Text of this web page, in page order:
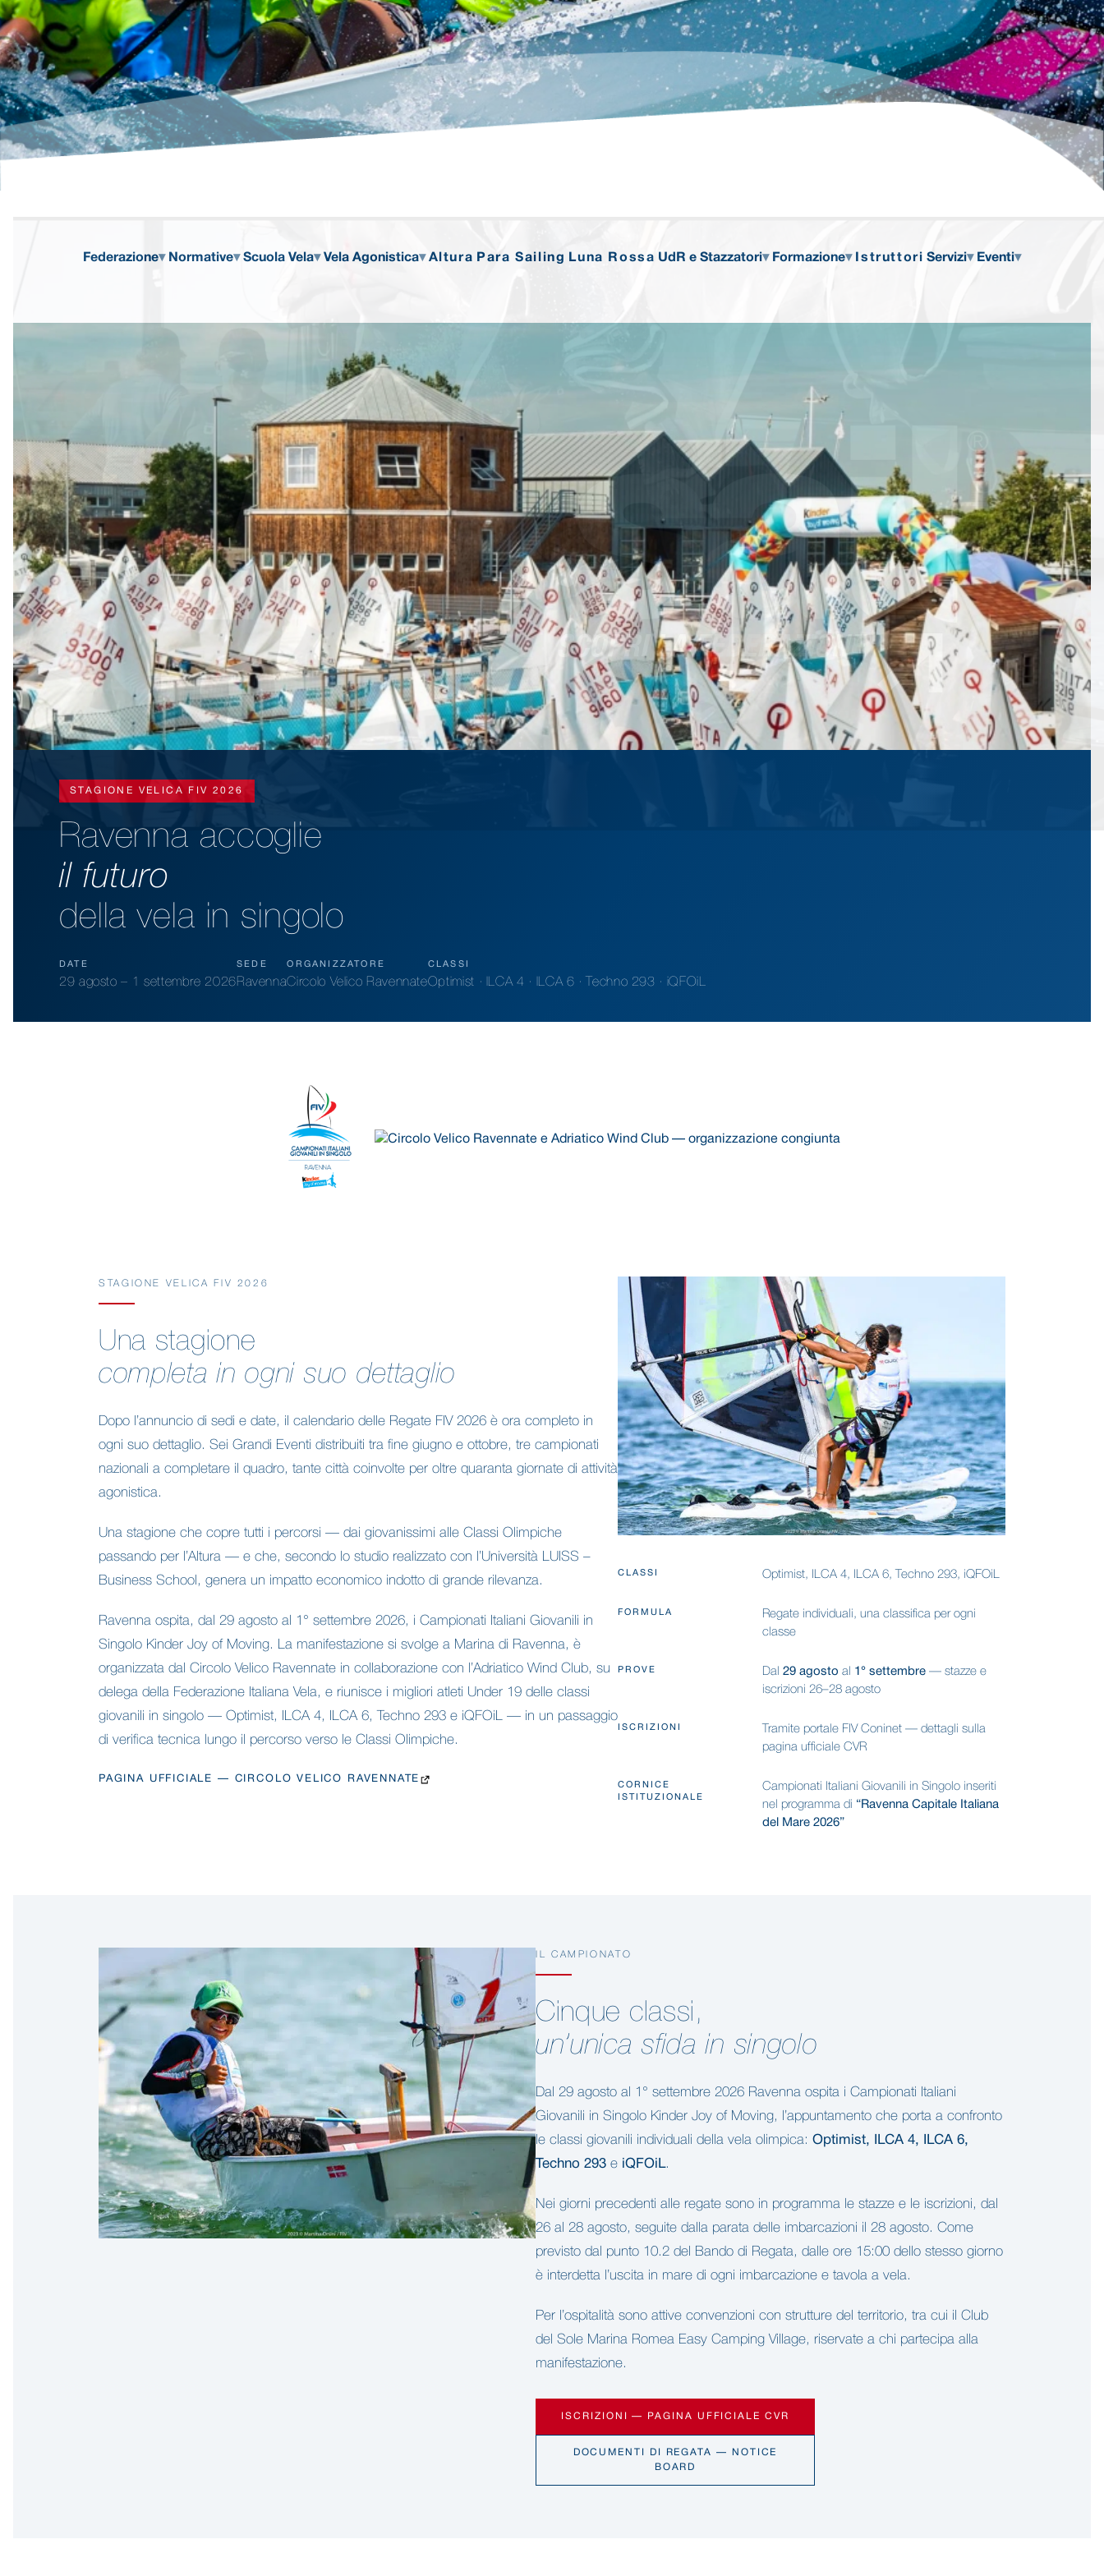
Federazione Normative Scuola Vela Vela Agonistica Altura Para Sailing Luna Rossa UdR e Stazzatori Formazione Istruttori Servizi Eventi
STAGIONE VELICA FIV 2026
Ravenna accoglie
il futuro
della vela in singolo
DATE
29 agosto – 1 settembre 2026
SEDE
Ravenna
ORGANIZZATORE
Circolo Velico Ravennate
CLASSI
Optimist · ILCA 4 · ILCA 6 · Techno 293 · iQFOiL
STAGIONE VELICA FIV 2026
Una stagione
completa in ogni suo dettaglio
Dopo l’annuncio di sedi e date, il calendario delle Regate FIV 2026 è ora completo in
ogni suo dettaglio. Sei Grandi Eventi distribuiti tra fine giugno e ottobre, tre campionati
nazionali a completare il quadro, tante città coinvolte per oltre quaranta giornate di attività
agonistica.
Una stagione che copre tutti i percorsi — dai giovanissimi alle Classi Olimpiche
passando per l’Altura — e che, secondo lo studio realizzato con l’Università LUISS –
Business School, genera un impatto economico indotto di grande rilevanza.
Ravenna ospita, dal 29 agosto al 1° settembre 2026, i Campionati Italiani Giovanili in
Singolo Kinder Joy of Moving. La manifestazione si svolge a Marina di Ravenna, è
organizzata dal Circolo Velico Ravennate in collaborazione con l’Adriatico Wind Club, su
delega della Federazione Italiana Vela, e riunisce i migliori atleti Under 19 delle classi
giovanili in singolo — Optimist, ILCA 4, ILCA 6, Techno 293 e iQFOiL — in un passaggio
di verifica tecnica lungo il percorso verso le Classi Olimpiche.
PAGINA UFFICIALE — CIRCOLO VELICO RAVENNATE
CLASSI Optimist, ILCA 4, ILCA 6, Techno 293, iQFOiL
FORMULA
Regate individuali, una classifica per ogni
classe
PROVE Dal29 agosto al 1° settembre — stazze e
iscrizioni 26–28 agosto
ISCRIZIONI
Tramite portale FIV Coninet — dettagli sulla
pagina ufficiale CVR
CORNICE
ISTITUZIONALE
Campionati Italiani Giovanili in Singolo inseriti
nel programma di “Ravenna Capitale Italiana
del Mare 2026”
IL CAMPIONATO
Cinque classi,
un’unica sfida in singolo
Dal 29 agosto al 1° settembre 2026 Ravenna ospita i Campionati Italiani
Giovanili in Singolo Kinder Joy of Moving, l’appuntamento che porta a confronto
le classi giovanili individuali della vela olimpica: Optimist, ILCA 4, ILCA 6,
Techno 293 e iQFOiL.
Nei giorni precedenti alle regate sono in programma le stazze e le iscrizioni, dal
26 al 28 agosto, seguite dalla parata delle imbarcazioni il 28 agosto. Come
previsto dal punto 10.2 del Bando di Regata, dalle ore 15:00 dello stesso giorno
è interdetta l’uscita in mare di ogni imbarcazione e tavola a vela.
Per l’ospitalità sono attive convenzioni con strutture del territorio, tra cui il Club
del Sole Marina Romea Easy Camping Village, riservate a chi partecipa alla
manifestazione.
ISCRIZIONI — PAGINA UFFICIALE CVR
DOCUMENTI DI REGATA — NOTICE
BOARD